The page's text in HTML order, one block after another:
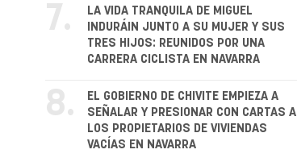
7.
LA VIDA TRANQUILA DE MIGUEL
INDURÁIN JUNTO A SU MUJER Y SUS
TRES HIJOS: REUNIDOS POR UNA
CARRERA CICLISTA EN NAVARRA
8.
EL GOBIERNO DE CHIVITE EMPIEZA A
SEÑALAR Y PRESIONAR CON CARTAS A
LOS PROPIETARIOS DE VIVIENDAS
VACÍAS EN NAVARRA